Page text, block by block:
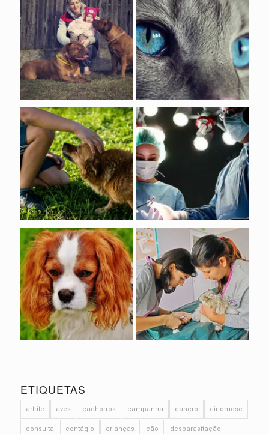
ETIQUETAS
artrite aves cachorros campanha cancro cinomose
consulta contágio crianças cão desparasitação